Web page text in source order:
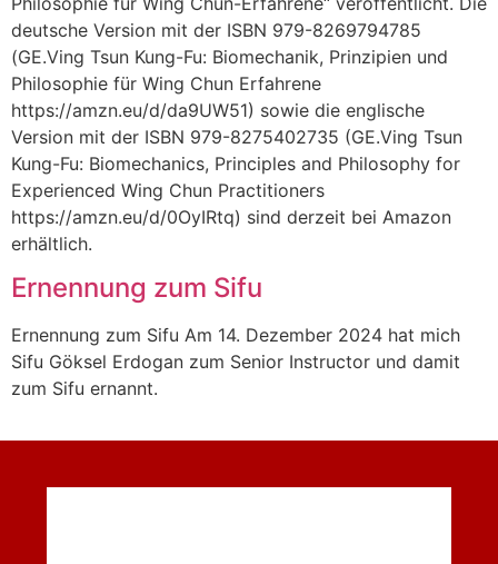
deutsche Version mit der ISBN 979-8269794785
(GE.Ving Tsun Kung-Fu: Biomechanik, Prinzipien und
Philosophie für Wing Chun Erfahrene
https://amzn.eu/d/da9UW51) sowie die englische
Version mit der ISBN 979-8275402735 (GE.Ving Tsun
Kung-Fu: Biomechanics, Principles and Philosophy for
Experienced Wing Chun Practitioners
https://amzn.eu/d/0OyIRtq) sind derzeit bei Amazon
erhältlich.
Ernennung zum Sifu
Ernennung zum Sifu Am 14. Dezember 2024 hat mich
Sifu Göksel Erdogan zum Senior Instructor und damit
zum Sifu ernannt.